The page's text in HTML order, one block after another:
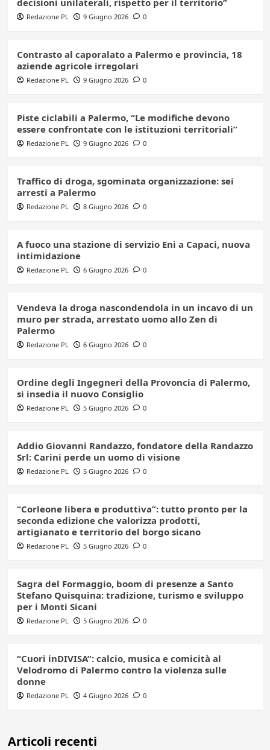
Redazione PL 9 Giugno 2026 0
Contrasto al caporalato a Palermo e provincia, 18
aziende agricole irregolari
Redazione PL 9 Giugno 2026 0
Piste ciclabili a Palermo, “Le modifiche devono
essere confrontate con le istituzioni territoriali”
Redazione PL 9 Giugno 2026 0
Traffico di droga, sgominata organizzazione: sei
arresti a Palermo
Redazione PL 8 Giugno 2026 0
A fuoco una stazione di servizio Eni a Capaci, nuova
intimidazione
Redazione PL 6 Giugno 2026 0
Vendeva la droga nascondendola in un incavo di un
muro per strada, arrestato uomo allo Zen di
Palermo
Redazione PL 6 Giugno 2026 0
Ordine degli Ingegneri della Provoncia di Palermo,
si insedia il nuovo Consiglio
Redazione PL 5 Giugno 2026 0
Addio Giovanni Randazzo, fondatore della Randazzo
Srl: Carini perde un uomo di visione
Redazione PL 5 Giugno 2026 0
“Corleone libera e produttiva”: tutto pronto per la
seconda edizione che valorizza prodotti,
artigianato e territorio del borgo sicano
Redazione PL 5 Giugno 2026 0
Sagra del Formaggio, boom di presenze a Santo
Stefano Quisquina: tradizione, turismo e sviluppo
per i Monti Sicani
Redazione PL 5 Giugno 2026 0
“Cuori inDIVISA”: calcio, musica e comicità al
Velodromo di Palermo contro la violenza sulle
donne
Redazione PL 4 Giugno 2026 0
Articoli recenti